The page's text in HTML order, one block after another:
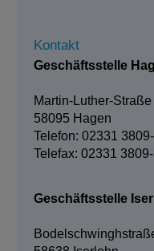
Kontakt
Geschäftsstelle
Martin-Luther-Straße
58095 Hagen
Telefon: 02331
Telefax: 02331
Geschäftsstelle